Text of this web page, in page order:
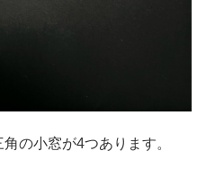
の小窓が4つあります。